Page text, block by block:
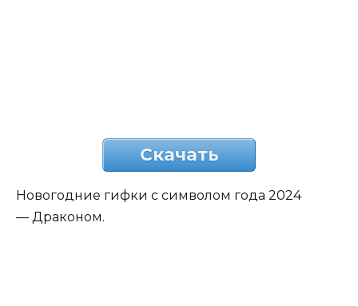
Скачать
Новогодние гифки с символом года 2024
— Драконом.